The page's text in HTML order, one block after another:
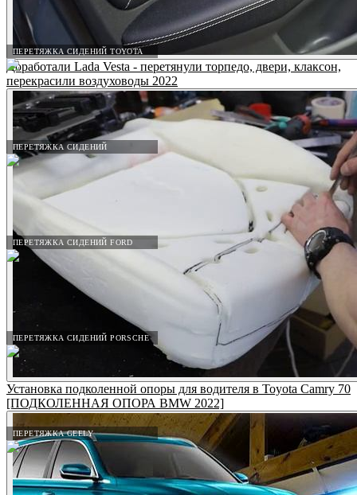
ПЕРЕТЯЖКА СИДЕНИЙ TOYOTA
ПЕРЕТЯЖКА СИДЕНИЙ
ПЕРЕТЯЖКА СИДЕНИЙ FORD
ПЕРЕТЯЖКА СИДЕНИЙ PORSCHE
ПЕРЕТЯЖКА GEELY
Доработали Lada Vesta - перетянули торпедо, двери, клаксон,
перекрасили воздуховоды 2022
Установка подколенной опоры для водителя в Toyota Camry 70
[ПОДКОЛЕННАЯ ОПОРА BMW 2022]